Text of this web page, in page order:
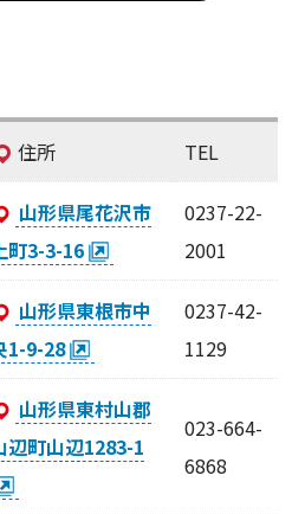
住所 TEL
山形県尾花沢市
町3-3-16
0237-22-
2001
山形県東根市中
1-9-28
0237-42-
1129
山形県東村山郡
辺町山辺1283-1
023-664-
6868